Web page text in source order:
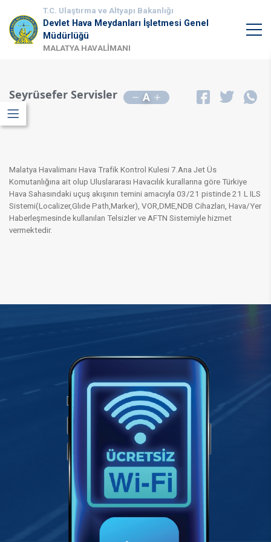
T.C. Ulaştırma ve Altyapı Bakanlığı
Devlet Hava Meydanları İşletmesi Genel
Müdürlüğü
MALATYA HAVALİMANI
Seyrüsefer Servisler A
Malatya Havalimanı Hava Trafik Kontrol Kulesi 7.Ana Jet Üs
Komutanlığına ait olup Uluslararası Havacılık kurallarına göre Türkiye
Hava Sahasındaki uçuş akışının temini amacıyla 03/21 pistinde 21 L ILS
Sistemi(Localizer,Glıde Path,Marker), VOR,DME,NDB Cihazları, Hava/Yer
Haberleşmesinde kullanılan Telsizler ve AFTN Sistemiyle hizmet
vermektedir.​